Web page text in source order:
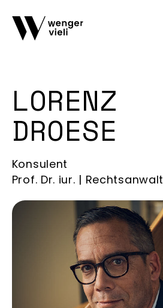
LORENZ
DROESE
Konsulent
Prof. Dr. iur. | Rechtsanwalt